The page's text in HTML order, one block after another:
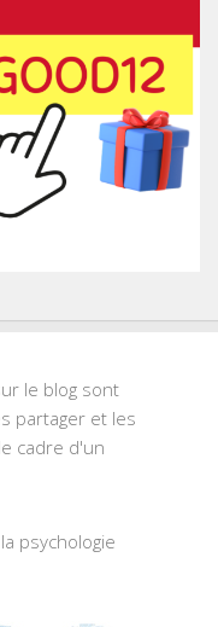
le blog sont
partager et les
cadre d'un
psychologie